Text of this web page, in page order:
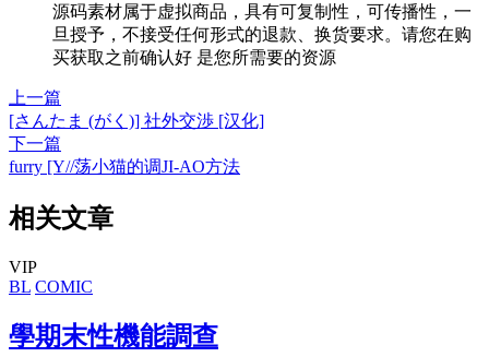
源码素材属于虚拟商品，具有可复制性，可传播性，一
旦授予，不接受任何形式的退款、换货要求。请您在购
买获取之前确认好 是您所需要的资源
上一篇
[さんたま (がく)] 社外交渉 [汉化]
下一篇
furry [Y//荡小猫的调JI-AO方法
相关文章
VIP
BL COMIC
學期末性機能調查